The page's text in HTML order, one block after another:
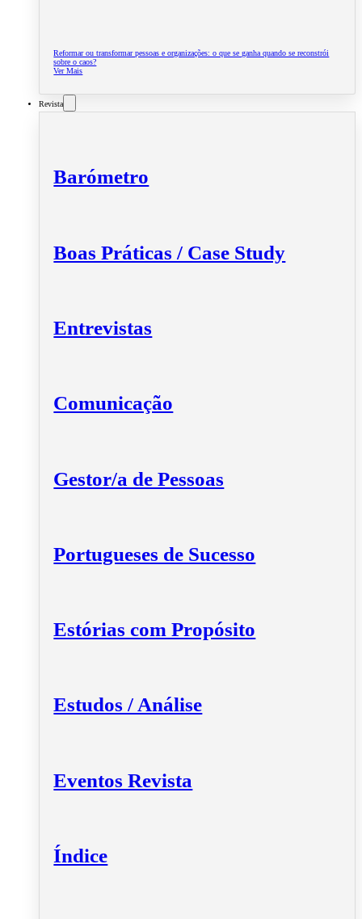
Reformar ou transformar pessoas e organizações: o que se ganha quando se reconstrói
sobre o caos?
Ver Mais
Revista
Barómetro
Boas Práticas / Case Study
Entrevistas
Comunicação
Gestor/a de Pessoas
Portugueses de Sucesso
Estórias com Propósito
Estudos / Análise
Eventos Revista
Índice